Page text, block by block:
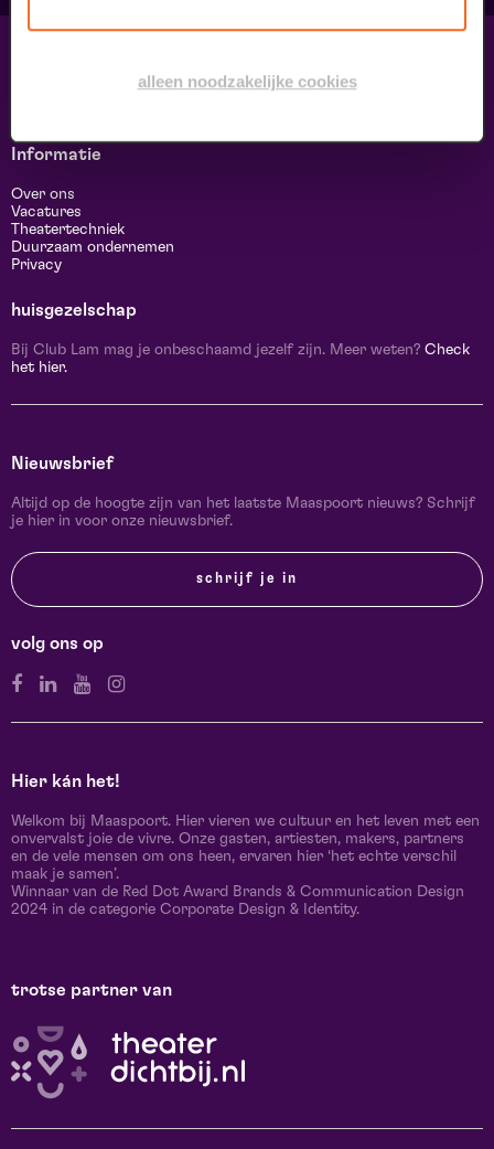
alleen noodzakelijke cookies
Informatie
Over ons
Vacatures
Theatertechniek
Duurzaam ondernemen
Privacy
huisgezelschap
Bij Club Lam mag je onbeschaamd jezelf zijn. Meer weten? Check
het hier.
Nieuwsbrief
Altijd op de hoogte zijn van het laatste Maaspoort nieuws? Schrijf
je hier in voor onze nieuwsbrief.
schrijf je in
volg ons op
Hier kán het!
Welkom bij Maaspoort. Hier vieren we cultuur en het leven met een
onvervalst joie de vivre. Onze gasten, artiesten, makers, partners
en de vele mensen om ons heen, ervaren hier ‘het echte verschil
maak je samen’.
Winnaar van de Red Dot Award Brands & Communication Design
2024 in de categorie Corporate Design & Identity.
trotse partner van